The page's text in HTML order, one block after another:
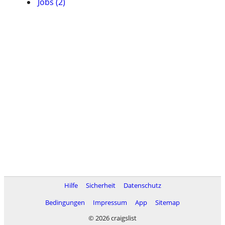
Hilfe Sicherheit
Datenschutz
Bedingungen
Impressum App
Sitemap
© 2026 craigslist